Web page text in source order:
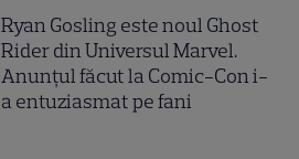
Ryan Gosling este noul Ghost
Rider din Universul Marvel.
Anunțul făcut la Comic-Con i-
a entuziasmat pe fani